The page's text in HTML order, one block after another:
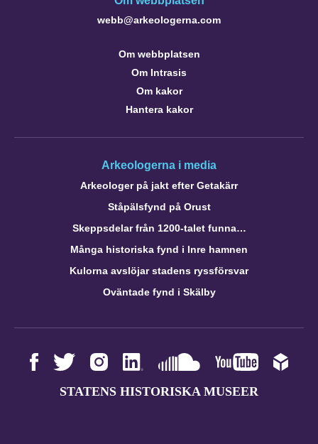
webb@arkeologerna.com
Om webbplatsen
Om Intrasis
Om kakor
Hantera kakor
Arkeologerna i media
Arkeologer på jakt efter Getakärr
Ståpälsfynd på Orust
Skeppsdelar från 1200-talet funna…
Många historiska fynd i Inre hamnen
Kulorna avslöjar stadens ryssförsvar
Oväntade fynd i Skälby
STATENS HISTORISKA MUSEER